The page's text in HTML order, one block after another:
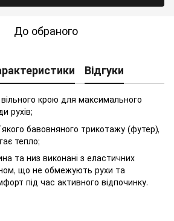
До обраного
Відгуки
крою для максимального
рухів;
бавовняного трикотажу (футер),
тепло;
та низ виконані з еластичних
що не обмежують рухи та
під час активного відпочинку.